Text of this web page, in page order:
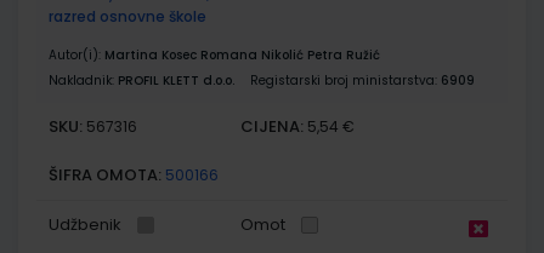
razred osnovne škole
Autor(i): Martina Kosec Romana Nikolić Petra Ružić
Nakladnik: PROFIL KLETT d.o.o. Registarski broj ministarstva: 6909
SKU: 567316 CIJENA: 5,54 €
ŠIFRA OMOTA: 500166
Udžbenik Omot